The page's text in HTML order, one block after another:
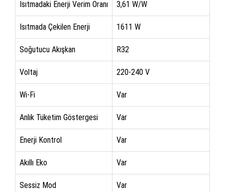
Isıtmadaki Enerji Verim Oranı 3,61 W/W
Isıtmada Çekilen Enerji 1611 W
Soğutucu Akışkan R32
Voltaj 220-240 V
Wi-Fi Var
Anlık Tüketim Göstergesi Var
Enerji Kontrol Var
Akıllı Eko Var
Sessiz Mod Var